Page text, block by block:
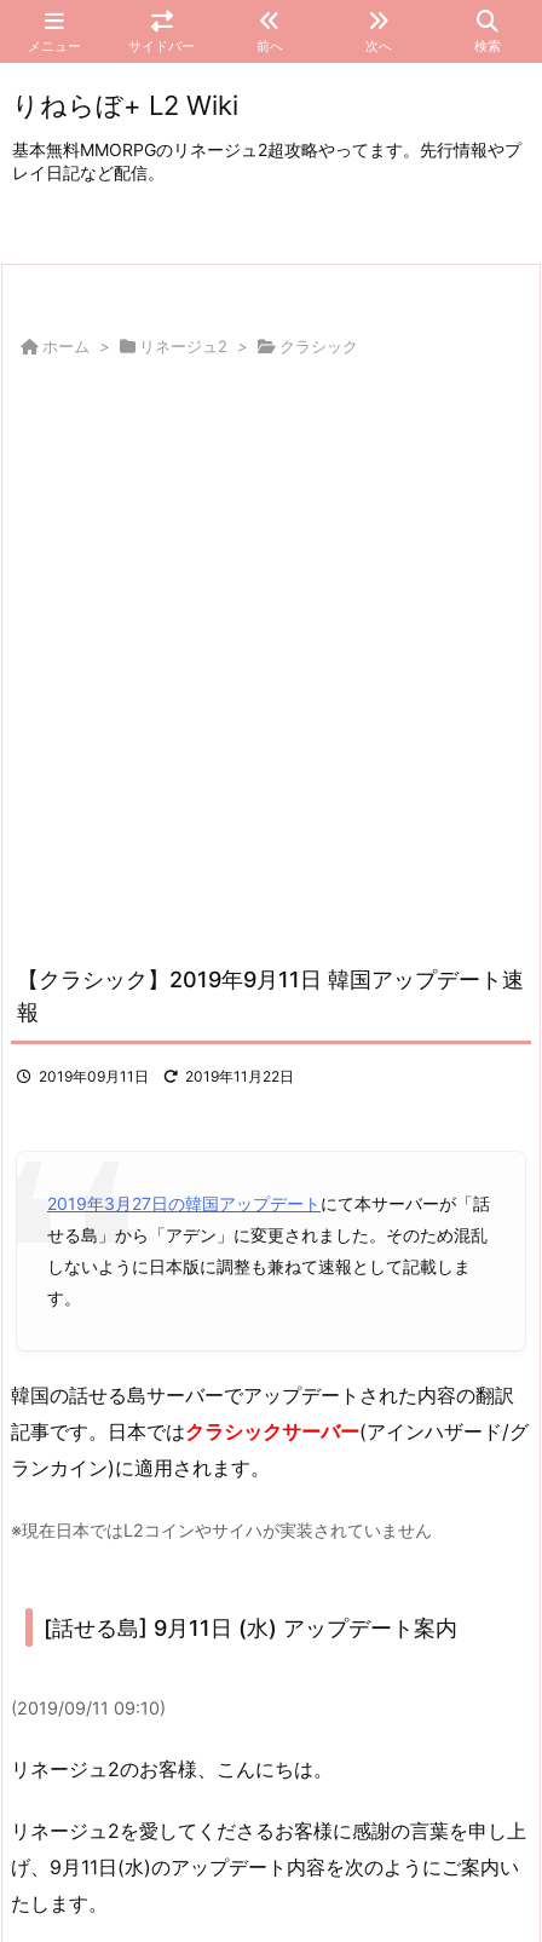
メニュー サイドバー 前へ 次へ 検索
りねらぼ+ L2 Wiki
基本無料MMORPGのリネージュ2超攻略やってます。先行情報やプ
レイ日記など配信。
ホーム > リネージュ2 > クラシック
【クラシック】2019年9月11日 韓国アップデート速
報
2019年09月11日 2019年11月22日
2019年3月27日の韓国アップデート にて本サーバーが「話
せる島」から「アデン」に変更されました。そのため混乱
しないように日本版に調整も兼ねて速報として記載しま
す。
韓国の話せる島サーバーでアップデートされた内容の翻訳
記事です。日本ではクラシックサーバー(アインハザード/グ
ランカイン)に適用されます。
※現在日本ではL2コインやサイハが実装されていません
[話せる島] 9月11日 (水) アップデート案内
(2019/09/11 09:10)
リネージュ2のお客様、こんにちは。
リネージュ2を愛してくださるお客様に感謝の言葉を申し上
げ、9月11日(水)のアップデート内容を次のようにご案内い
たします。